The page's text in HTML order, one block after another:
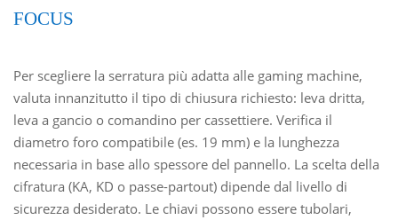
FOCUS
Per scegliere la serratura più adatta alle gaming machine,
valuta innanzitutto il tipo di chiusura richiesto: leva dritta,
leva a gancio o comandino per cassettiere. Verifica il
diametro foro compatibile (es. 19 mm) e la lunghezza
necessaria in base allo spessore del pannello. La scelta della
cifratura (KA, KD o passe-partout) dipende dal livello di
sicurezza desiderato. Le chiavi possono essere tubolari,